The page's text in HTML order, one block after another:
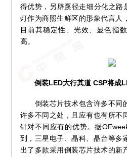
得优势，另辟蹊径走细分化之路
灯作为商照生鲜区的形象代言人
目前其稳定性、光效、显色指
高。
倒装LED大行其道 CSP将成
倒装芯片技术包含许多不同
许多不同之处，且应有也有所不
针对不同应有的优势。据
到，三星电子、晶科、晶台等多
出了多款采用倒装芯片技术的新